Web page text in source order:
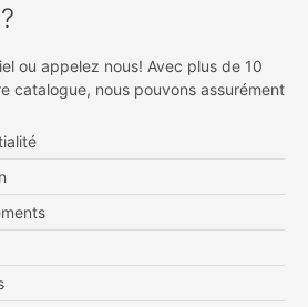
ou appelez nous! Avec plus de 10
catalogue, nous pouvons assurément